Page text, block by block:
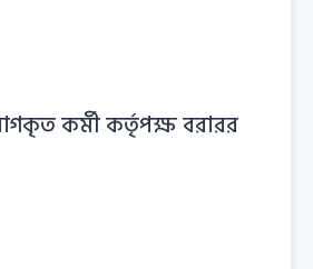
কর্মী কর্তৃপক্ষ বরারর